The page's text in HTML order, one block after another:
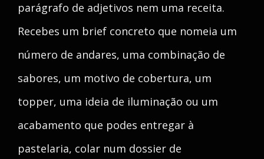
parágrafo de adjetivos nem uma receita.
Recebes um brief concreto que nomeia um
número de andares, uma combinação de
sabores, um motivo de cobertura, um
topper, uma ideia de iluminação ou um
acabamento que podes entregar à
pastelaria, colar num dossier de